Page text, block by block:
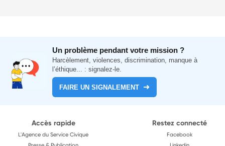
Un problème pendant votre mission ?
Harcèlement, violences, discrimination, manque à
l’éthique... : signalez-le.
FAIRE UN SIGNALEMENT
Accès rapide
L'Agence du Service Civique
Restez connecté
Facebook